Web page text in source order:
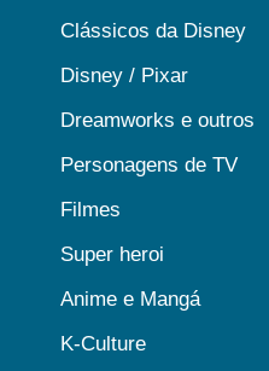
Clássicos da Disney
Disney / Pixar
Dreamworks e outros
Personagens de TV
Filmes
Super heroi
Anime e Mangá
K-Culture